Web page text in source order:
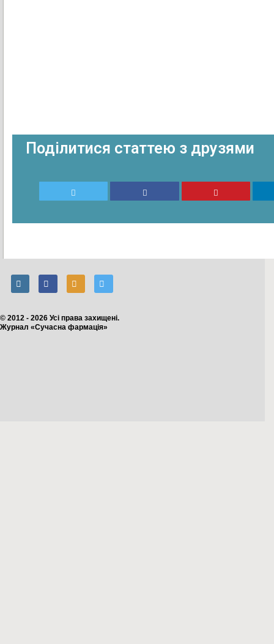
Поділитися статтею з друзями
© 2012 - 2026 Усі права захищені.
Журнал «Сучасна фармація»